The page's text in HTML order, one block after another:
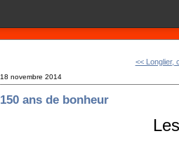
<< Longlier,
18 novembre 2014
150 ans de bonheur